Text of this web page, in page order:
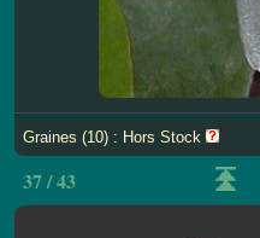
Graines (10) : Hors Stock
37 / 43